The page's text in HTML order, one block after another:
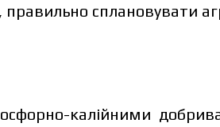
сплановувати
калійними